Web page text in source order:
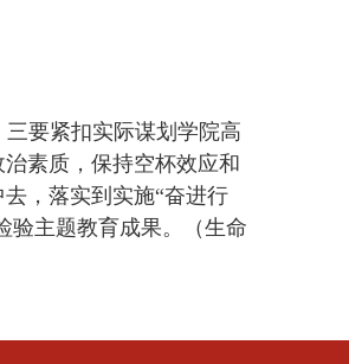
要紧扣实际谋划学院高
素质，保持空杯效应和
，落实到实施“奋进行
主题教育成果。
（生命